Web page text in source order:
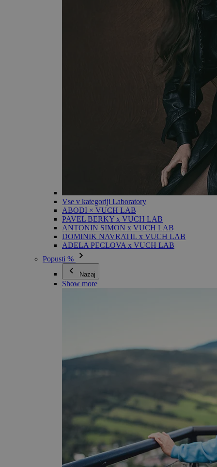
Vse v kategoriji Laboratory
ABODI × VUCH LAB
PAVEL BERKY x VUCH LAB
ANTONIN SIMON x VUCH LAB
DOMINIK NAVRATIL x VUCH LAB
ADELA PECLOVA x VUCH LAB
Popusti %
Nazaj
Show more